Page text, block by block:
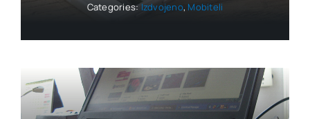
Categories:Izdvojeno, Mobiteli